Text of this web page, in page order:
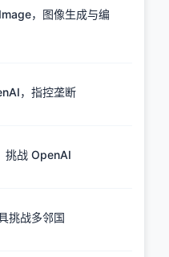
，图像生成与编
，指控垄断
挑战 OpenAI
挑战多邻国